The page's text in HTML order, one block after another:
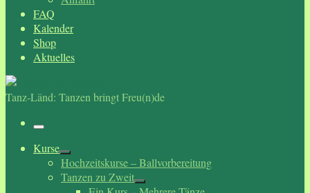
FAQ
Kalender
Shop
Aktuelles
Tanz-Länd: Tanzen bringt Freu(n)de
Menü
Kurse
Hochzeitskurse – Ballvorbereitung
Tanzen zu Zweit